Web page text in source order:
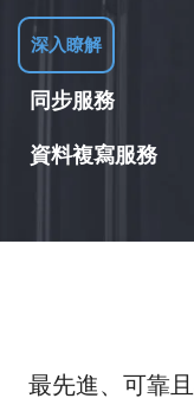
深入瞭解
同步服務
讓各個重要營運中
自動化、無介入的
資料複寫服務
GoodSync Server
地。透過自動化、
最先進、可靠